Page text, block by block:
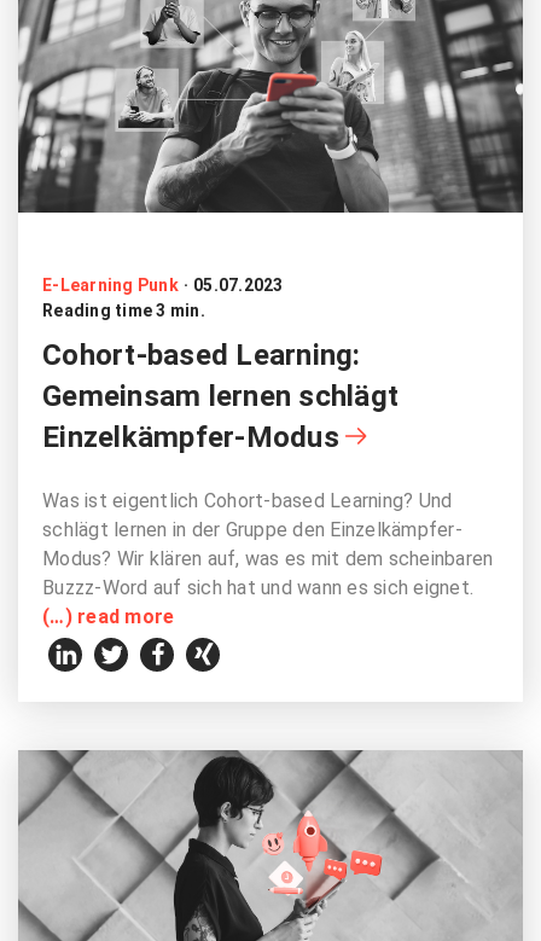
E-Learning Punk · 05.07.2023
Reading time 3 min.
Cohort-based Learning:
Gemeinsam lernen schlägt
Einzelkämpfer-Modus
Was ist eigentlich Cohort-based Learning? Und
schlägt lernen in der Gruppe den Einzelkämpfer-
Modus? Wir klären auf, was es mit dem scheinbaren
Buzzz-Word auf sich hat und wann es sich eignet.
(…) read more